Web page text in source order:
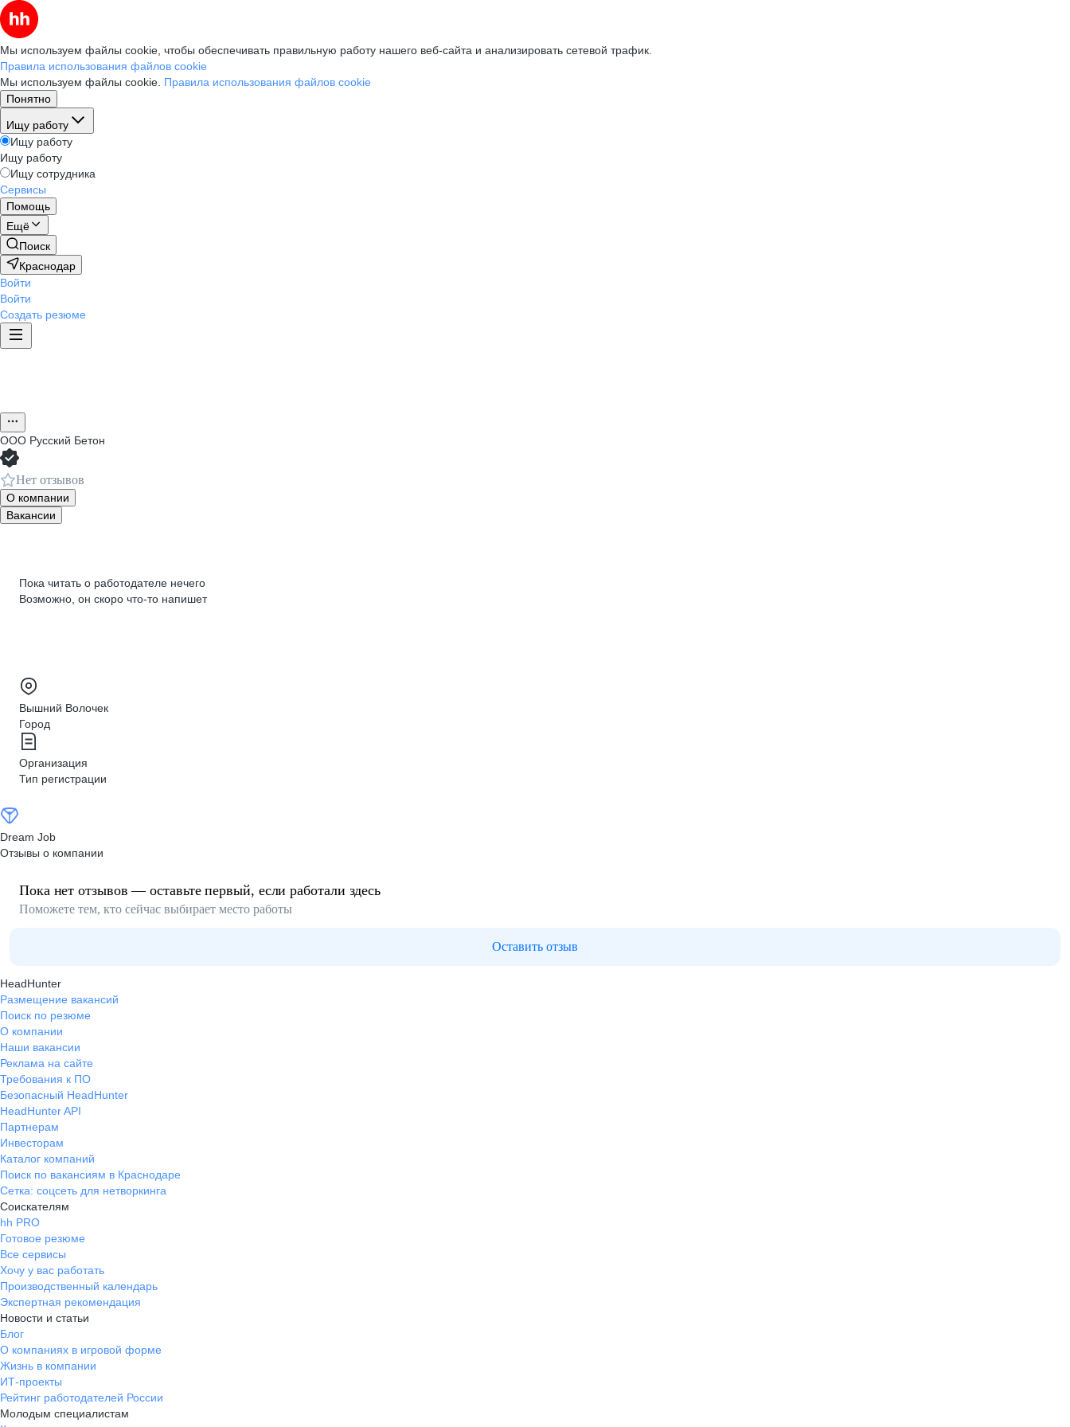
Мы используем файлы cookie, чтобы обеспечивать правильную работу нашего веб-сайта и анализировать сетевой трафик.
Правила использования файлов cookie
Мы используем файлы cookie. Правила использования файлов cookie
Понятно
Ищу работу
Ищу работу
Ищу работу
Ищу сотрудника
Сервисы
Помощь
Ещё
Поиск
Краснодар
Войти
Войти
Создать резюме
ООО Русский Бетон
Нет отзывов
О компании
Вакансии
Пока читать о работодателе нечего
Возможно, он скоро что‑то напишет
Вышний Волочек
Город
Организация
Тип регистрации
Dream Job
Отзывы о компании
Пока нет отзывов — оставьте первый, если работали здесь
Поможете тем, кто сейчас выбирает место работы
Оставить отзыв
HeadHunter
Размещение вакансий
Поиск по резюме
О компании
Наши вакансии
Реклама на сайте
Требования к ПО
Безопасный HeadHunter
HeadHunter API
Партнерам
Инвесторам
Каталог компаний
Поиск по вакансиям в Краснодаре
Сетка: соцсеть для нетворкинга
Соискателям
hh PRO
Готовое резюме
Все сервисы
Хочу у вас работать
Производственный календарь
Экспертная рекомендация
Новости и статьи
Блог
О компаниях в игровой форме
Жизнь в компании
ИТ-проекты
Рейтинг работодателей России
Молодым специалистам